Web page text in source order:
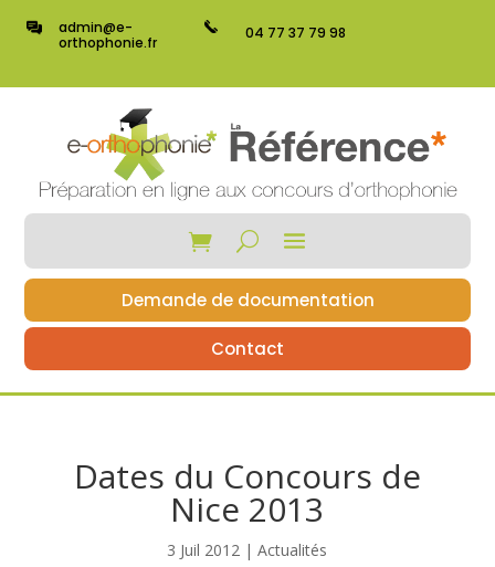
admin@e-
orthophonie.fr
04 77 37 79 98
Demande de documentation
Contact
Dates du Concours de
Nice 2013
3 Juil 2012 |Actualités